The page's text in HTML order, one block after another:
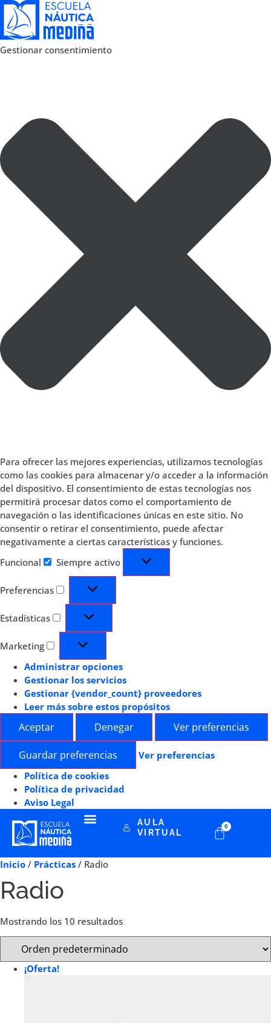
Gestionar consentimiento
Para ofrecer las mejores experiencias, utilizamos tecnologías
como las cookies para almacenar y/o acceder a la información
del dispositivo. El consentimiento de estas tecnologías nos
permitirá procesar datos como el comportamiento de
navegación o las identificaciones únicas en este sitio. No
consentir o retirar el consentimiento, puede afectar
negativamente a ciertas características y funciones.
Funcional
Siempre activo
Preferencias
Estadísticas
Marketing
Administrar opciones
Gestionar los servicios
Gestionar {vendor_count} proveedores
Leer más sobre estos propósitos
Aceptar Denegar Ver preferencias
Guardar preferencias
Ver preferencias
Política de cookies
Política de privacidad
Aviso Legal
AULA
VIRTUAL
0
Inicio / Prácticas / Radio
Radio
Mostrando los 10 resultados
¡Oferta!